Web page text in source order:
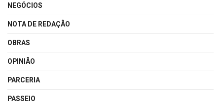
NEGÓCIOS
NOTA DE REDAÇÃO
OBRAS
OPINIÃO
PARCERIA
PASSEIO